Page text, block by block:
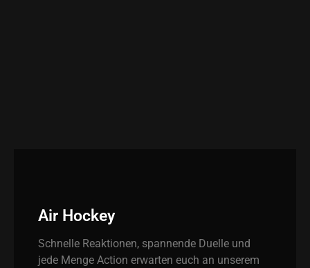
Air Hockey
Schnelle Reaktionen, spannende Duelle und
jede Menge Action erwarten euch an unserem